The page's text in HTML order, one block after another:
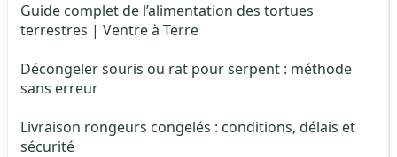
Guide complet de l’alimentation des tortues
terrestres | Ventre à Terre
Décongeler souris ou rat pour serpent : méthode
sans erreur
Livraison rongeurs congelés : conditions, délais et
sécurité